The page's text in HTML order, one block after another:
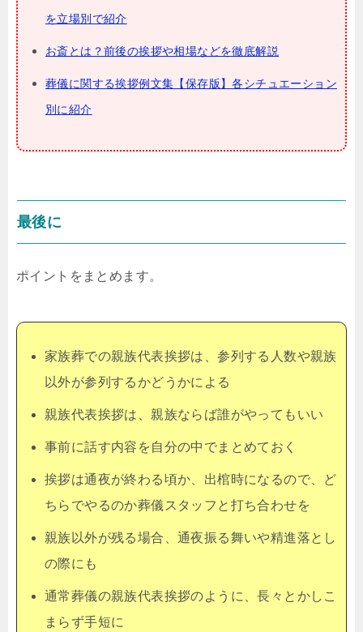
を立場別で紹介
お斎とは？前後の挨拶や相場などを徹底解説
葬儀に関する挨拶例文集【保存版】各シチュエーション
別に紹介
最後に
ポイントをまとめます。
家族葬での親族代表挨拶は、参列する人数や親族
以外が参列するかどうかによる
親族代表挨拶は、親族ならば誰がやってもいい
事前に話す内容を自分の中でまとめておく
挨拶は通夜が終わる頃か、出棺時になるので、ど
ちらでやるのか葬儀スタッフと打ち合わせを
親族以外が残る場合、通夜振る舞いや精進落とし
の際にも
通常葬儀の親族代表挨拶のように、長々とかしこ
まらず手短に